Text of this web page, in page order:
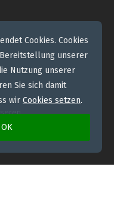
Cookies. Cookies
unserer
Nutzung unserer
Sie sich damit
wir Cookies setzen.
OK